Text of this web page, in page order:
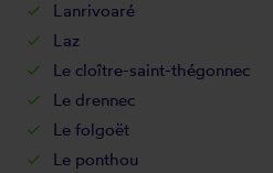
Lanrivoaré
Laz
Le cloître-saint-thégonnec
Le drennec
Le folgoët
Le ponthou